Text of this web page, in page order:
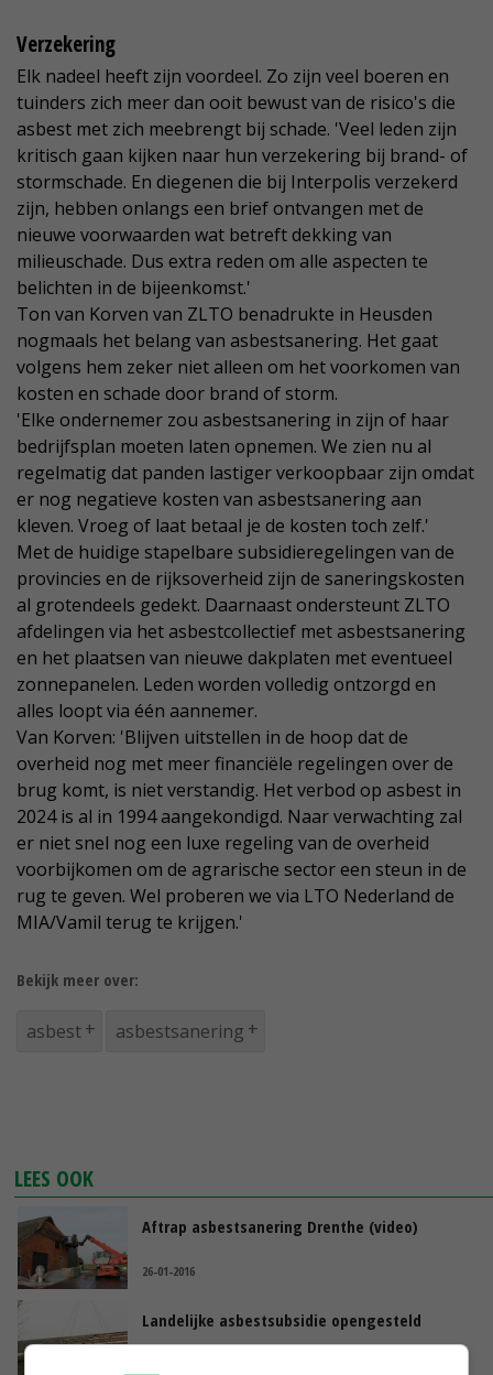
Verzekering
Elk nadeel heeft zijn voordeel. Zo zijn veel boeren en
tuinders zich meer dan ooit bewust van de risico's die
asbest met zich meebrengt bij schade. 'Veel leden zijn
kritisch gaan kijken naar hun verzekering bij brand- of
stormschade. En diegenen die bij Interpolis verzekerd
zijn, hebben onlangs een brief ontvangen met de
nieuwe voorwaarden wat betreft dekking van
milieuschade. Dus extra reden om alle aspecten te
belichten in de bijeenkomst.'
Ton van Korven van ZLTO benadrukte in Heusden
nogmaals het belang van asbestsanering. Het gaat
volgens hem zeker niet alleen om het voorkomen van
kosten en schade door brand of storm.
'Elke ondernemer zou asbestsanering in zijn of haar
bedrijfsplan moeten laten opnemen. We zien nu al
regelmatig dat panden lastiger verkoopbaar zijn omdat
er nog negatieve kosten van asbestsanering aan
kleven. Vroeg of laat betaal je de kosten toch zelf.'
Met de huidige stapelbare subsidieregelingen van de
provincies en de rijksoverheid zijn de saneringskosten
al grotendeels gedekt. Daarnaast ondersteunt ZLTO
afdelingen via het asbestcollectief met asbestsanering
en het plaatsen van nieuwe dakplaten met eventueel
zonnepanelen. Leden worden volledig ontzorgd en
alles loopt via één aannemer.
Van Korven: 'Blijven uitstellen in de hoop dat de
overheid nog met meer financiële regelingen over de
brug komt, is niet verstandig. Het verbod op asbest in
2024 is al in 1994 aangekondigd. Naar verwachting zal
er niet snel nog een luxe regeling van de overheid
voorbijkomen om de agrarische sector een steun in de
rug te geven. Wel proberen we via LTO Nederland de
MIA/Vamil terug te krijgen.'
Bekijk meer over:
asbest asbestsanering
LEES OOK
Aftrap asbestsanering Drenthe (video)
26-01-2016
Landelijke asbestsubsidie opengesteld